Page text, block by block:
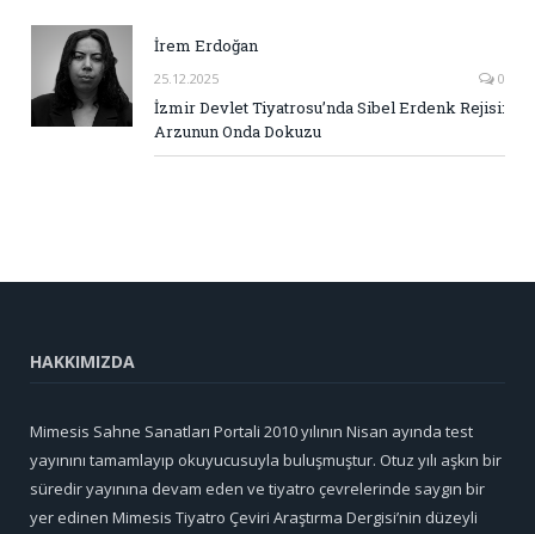
İrem Erdoğan
25.12.2025 0
İzmir Devlet Tiyatrosu’nda Sibel Erdenk Rejisi:
Arzunun Onda Dokuzu
HAKKIMIZDA
Mimesis Sahne Sanatları Portali 2010 yılının Nisan ayında test
yayınını tamamlayıp okuyucusuyla buluşmuştur. Otuz yılı aşkın bir
süredir yayınına devam eden ve tiyatro çevrelerinde saygın bir
yer edinen Mimesis Tiyatro Çeviri Araştırma Dergisi’nin düzeyli